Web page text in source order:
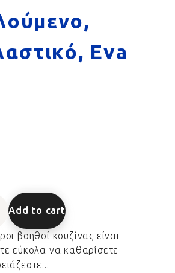
Eva
Add to cart
βοηθοί κουζίνας είναι
εύκολα να καθαρίσετε